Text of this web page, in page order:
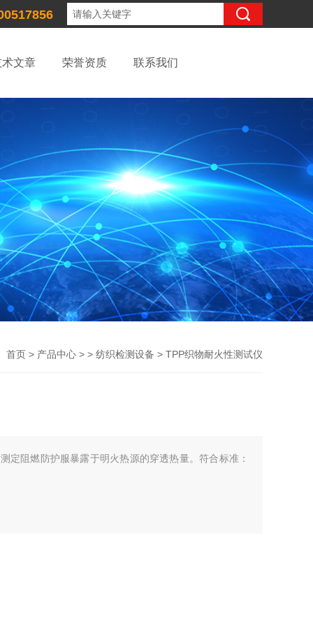
术文章 荣誉资质 联系我们
首页 > 产品中心 > > 纺织检测设备 > TPP织物耐火性测试仪
定阻燃防护服暴露于明火热源的穿透热量。符合标准：